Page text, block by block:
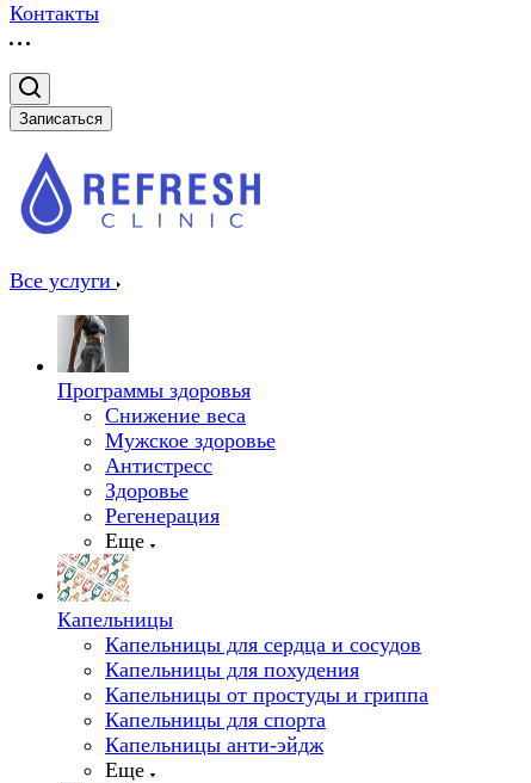
Контакты
Записаться
Все услуги
Программы здоровья
Снижение веса
Мужское здоровье
Антистресс
Здоровье
Регенерация
Еще
Капельницы
Капельницы для сердца и сосудов
Капельницы для похудения
Капельницы от простуды и гриппа
Капельницы для спорта
Капельницы анти-эйдж
Еще